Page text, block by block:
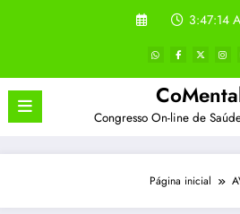
3:47:14
Congresso On-line de
Página inicial